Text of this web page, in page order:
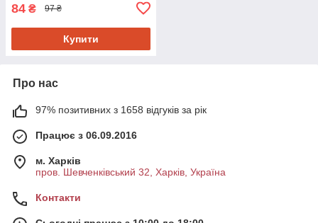
84 ₴ 97 ₴
Купити
Про нас
97% позитивних з 1658 відгуків за рік
Працює з 06.09.2016
м. Харків
пров. Шевченківський 32, Харків, Україна
Контакти